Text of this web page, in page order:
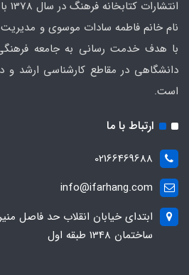
نام خانم فاطمه سادات موسوی و
با هدف خدمت رسانی به جامعه
دانشگاهی در مقاطع کارشناسی ارشد و
است.
ارتباط با ما
02166469688
info@ifarhang.com
ساختمان 1348 طبقه اول